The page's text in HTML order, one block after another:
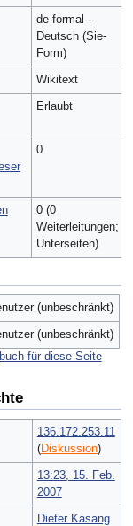
de-formal -
Deutsch (Sie-
Form)
Wikitext
Erlaubt
0
0 (0
Weiterleitungen; 0
Unterseiten)
(unbeschränkt)
(unbeschränkt)
für diese Seite
136.172.253.11
(Diskussion)
13:23, 15. Feb.
2007
Dieter Kasang